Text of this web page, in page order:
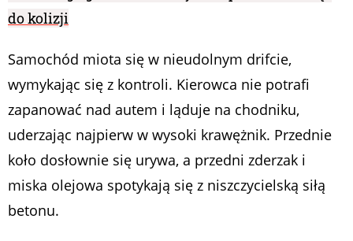
do kolizji
Samochód miota się w nieudolnym drifcie,
wymykając się z kontroli. Kierowca nie potrafi
zapanować nad autem i ląduje na chodniku,
uderzając najpierw w wysoki krawężnik. Przednie
koło dosłownie się urywa, a przedni zderzak i
miska olejowa spotykają się z niszczycielską siłą
betonu.